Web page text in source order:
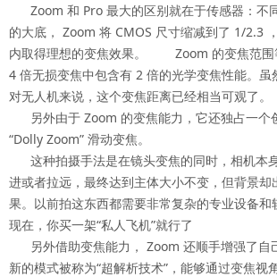
Zoom 和 Pro 最大的区别就在于传感器：不
的大底， Zoom 将 CMOS 尺寸缩减到了 1/2.3
内取得理想的变焦效果。 Zoom 的变焦范围
4 倍无损变焦中包含有 2 倍的光学变焦性能。虽
对无人机来说，这个变焦距离已经相当可观了。
另外由于 Zoom 的变焦能力，它还独占一个
“Dolly Zoom” 滑动变焦。
这种拍摄手法是在镜头变焦的同时，相机本
进或者拉远，最终达到主体大小不变，但背景却
果。以前拍这东西都需要非常复杂的专业设备和
现在，你买一架“私人飞机”就行了
另外借助变焦能力， Zoom 还顺手增强了自
新的模式被称为“超解析技术”，能够通过变焦视